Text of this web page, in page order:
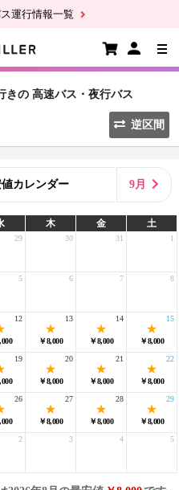
運行情報一覧
きの 高速バス・夜行バス
逆区間
カレンダー 9月
木 金 土
29 30 31 1
5 6 7 8
12
￥8,000
13
￥8,000
14
￥8,000
15
19
￥8,000
20
￥8,000
21
￥8,000
22
26
￥8,000
27
￥8,000
28
￥8,000
29
2 3 4 5